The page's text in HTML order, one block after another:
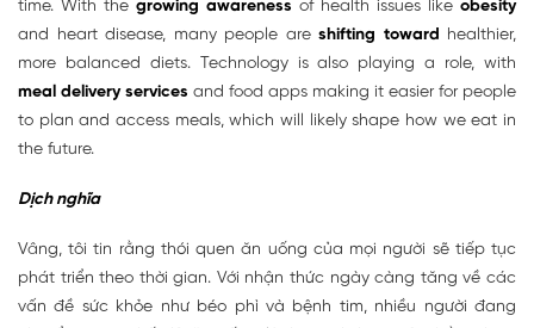
time. With the growing awareness of health issues like obesity
and heart disease, many people are shifting toward healthier,
more balanced diets. Technology is also playing a role, with
meal delivery services and food apps making it easier for people
to plan and access meals, which will likely shape how we eat in
the future.
Dịch nghĩa
Vâng, tôi tin rằng thói quen ăn uống của mọi người sẽ tiếp tục
phát triển theo thời gian. Với nhận thức ngày càng tăng về các
vấn đề sức khỏe như béo phì và bệnh tim, nhiều người đang